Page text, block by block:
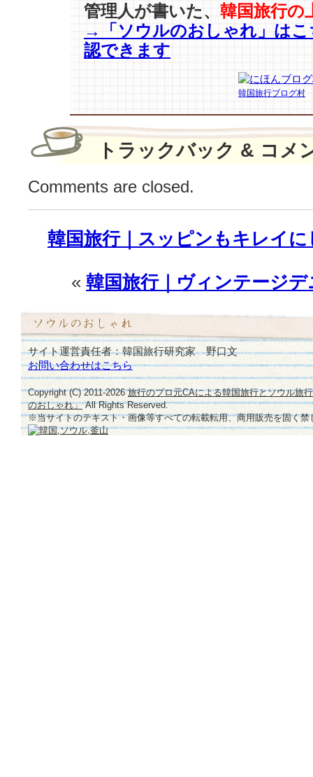
美
溢
れ
“空
港
ァ
ッ
シ
は
管理人が書いた、 韓国旅行の
→「ソウルのおしゃれ」はこ
認できます
韓国旅行ブログ村
トラックバック & コメ
Comments are closed.
韓国旅行｜スッピンもキレイ
« 韓国旅行｜ヴィンテージ
サイト運営責任者：韓国旅行研究家 野口文
お問い合わせはこちら
Copyright (C) 2011-2026旅行のプロ元CAによる韓国旅行とソウル旅
のおしゃれ」All Rights Reserved.
※当サイトのテキスト・画像等すべての転載転用、商用販売を固く禁